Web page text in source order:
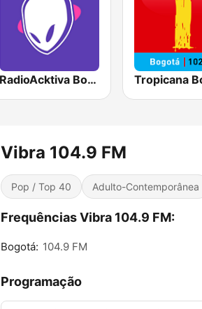
RadioAcktiva Bogotá Tropicana
Vibra 104.9 FM
Pop / Top 40 Adulto-Contemporânea
Frequências Vibra 104.9 FM:
Bogotá: 104.9 FM
Programação